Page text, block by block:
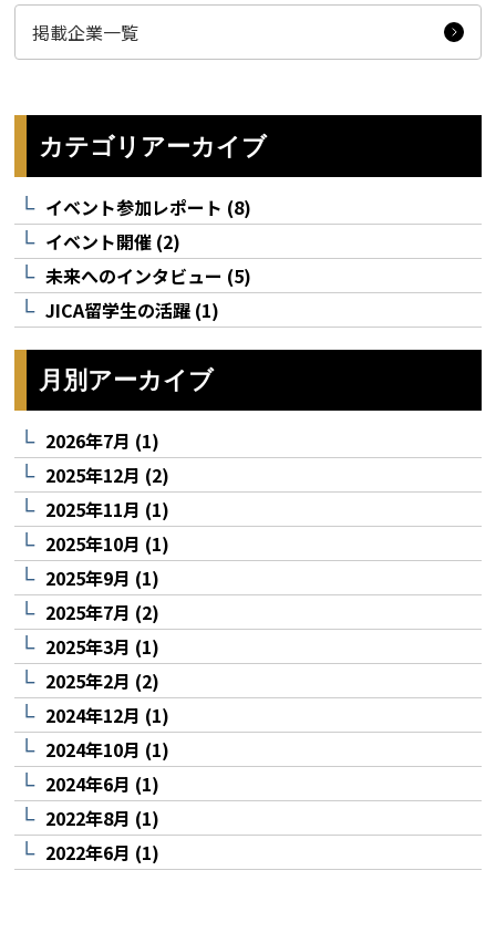
掲載企業一覧
カテゴリアーカイブ
イベント参加レポート (8)
イベント開催 (2)
未来へのインタビュー (5)
JICA留学生の活躍 (1)
月別アーカイブ
2026年7月 (1)
2025年12月 (2)
2025年11月 (1)
2025年10月 (1)
2025年9月 (1)
2025年7月 (2)
2025年3月 (1)
2025年2月 (2)
2024年12月 (1)
2024年10月 (1)
2024年6月 (1)
2022年8月 (1)
2022年6月 (1)